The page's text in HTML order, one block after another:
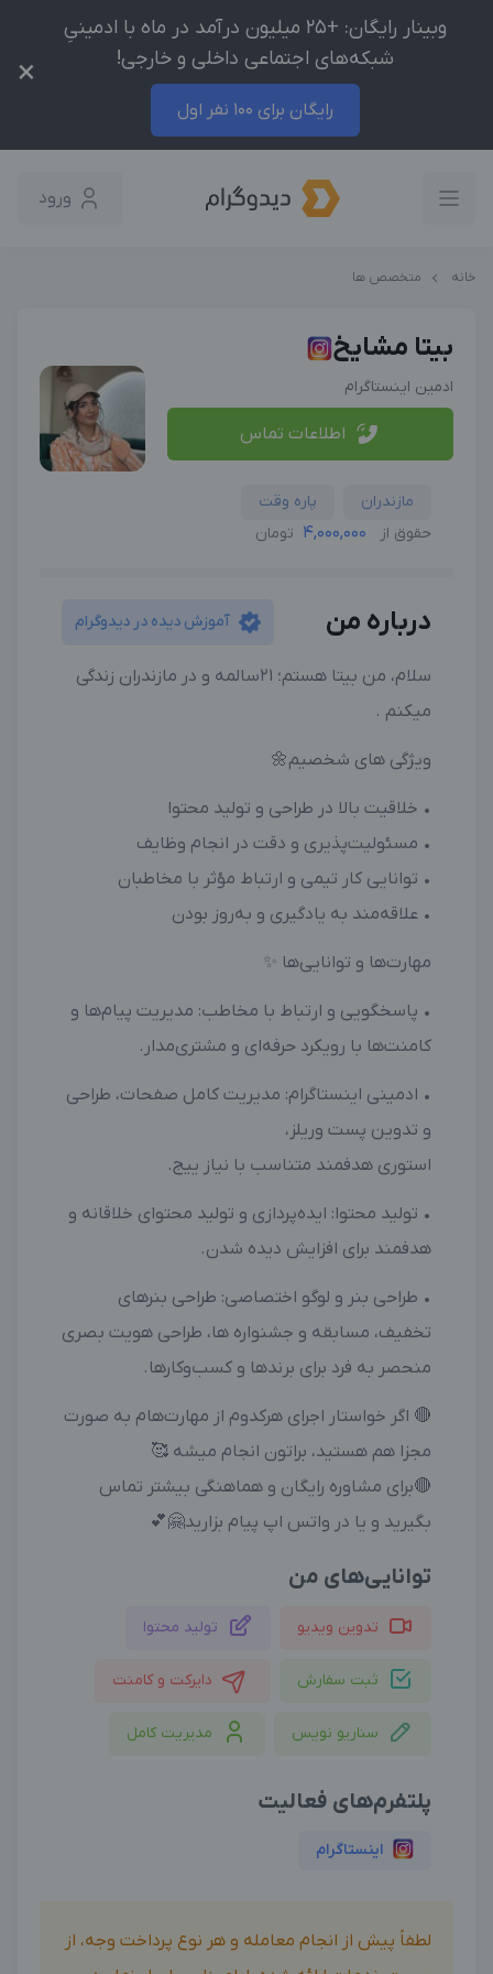
وبینار رایگان: +25 میلیون درآمد در ماه با ادمینیِ
شبکه‌های اجتماعی داخلی و خارجی!
رایگان برای 100 نفر اول
×
ورود
خانه متخصص ها
بیتا مشایخ
ادمین اینستاگرام
اطلاعات تماس
مازندران
پاره وقت
حقوق از
4,000,000 تومان
درباره من آموزش دیده در دیدوگرام
سلام، من بیتا هستم؛ ۲۱سالمه و در مازندران زندگی
میکنم .
ویژگی های شخصیم🌼
• خلاقیت بالا در طراحی و تولید محتوا
• مسئولیت‌پذیری و دقت در انجام وظایف
• توانایی کار تیمی و ارتباط مؤثر با مخاطبان
• علاقه‌مند به یادگیری و به‌روز بودن
مهارت‌ها و توانایی‌ها ✨
• پاسخگویی و ارتباط با مخاطب: مدیریت پیام‌ها و
کامنت‌ها با رویکرد حرفه‌ای و مشتری‌مدار.
• ادمینی اینستاگرام: مدیریت کامل صفحات، طراحى
و تدوين پست وريلز،
استورى هدفمند متناسب با نياز ييج.
• تولید محتوا: ایده‌پردازی و تولید محتوای خلاقانه و
هدفمند برای افزایش دیده شدن.
• طراحی بنر و لوگو اختصاصی: طراحى بنرهاى
تخفيف، مسابقه و جشنواره ها، طراحی هویت بصری
منحصر به فرد برای برندها و کسب‌وکارها.
🔴 اگر خواستار اجرای هرکدوم از مهارت‌هام به صورت
مجزا هم هستید، براتون انجام میشه 🥰
🔴برای مشاوره رایگان و هماهنگی بیشتر تماس
بگیرید و یا در واتس اپ پیام بزارید🤗💕
توانایی‌های من
تدوین ویدیو تولید محتوا
ثبت سفارش دایرکت و کامنت
سناریو نویس مدیریت کامل
پلتفرم‌های فعالیت
اینستاگرام
لطفاً پیش از انجام معامله و هر نوع پرداخت وجه، از